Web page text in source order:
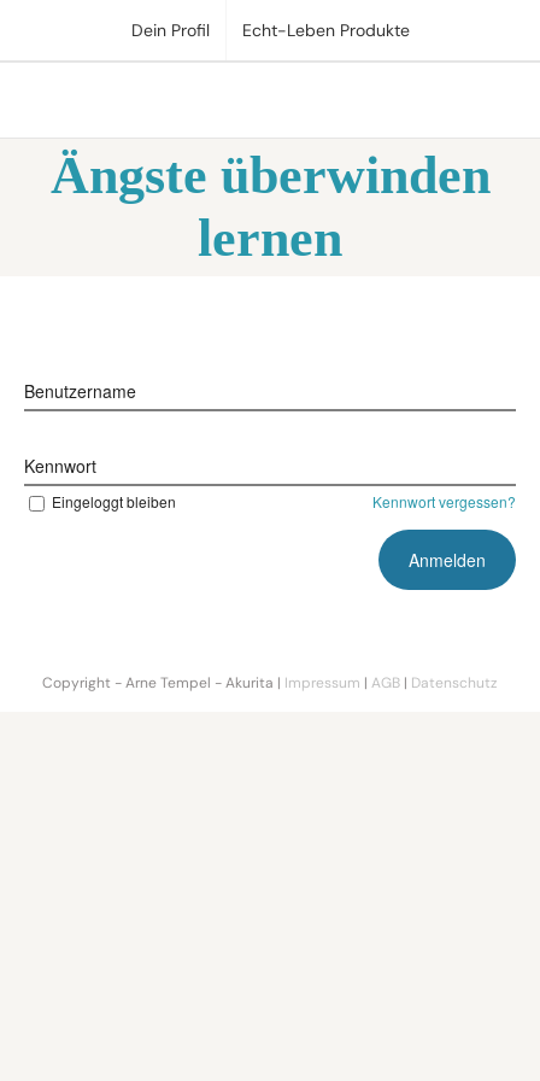
springen
Dein Profil Echt-Leben Produkte
Ängste überwinden
lernen
Benutzername
Kennwort
Eingeloggt bleiben Kennwort vergessen?
Copyright - Arne Tempel - Akurita | Impressum | AGB | Datenschutz